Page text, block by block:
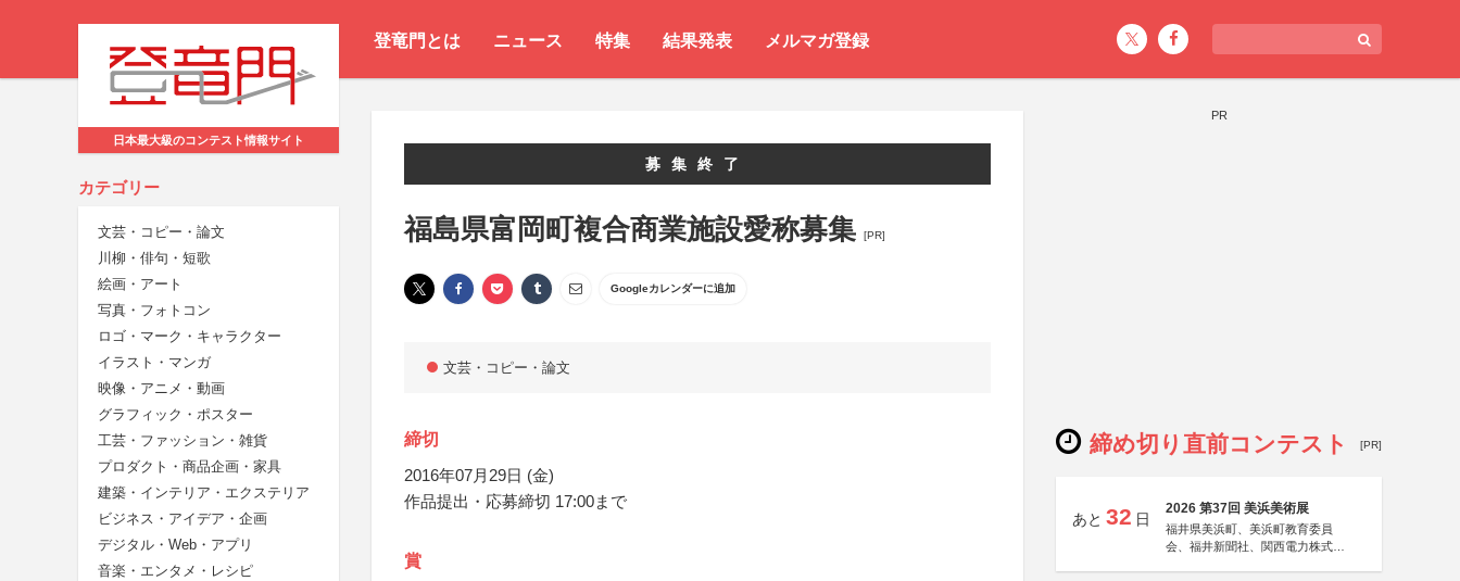
登竜門とは ニュース 特集 結果発表 メルマガ登録
日本最大級のコンテスト情報サイト
カテゴリー
文芸・コピー・論文
川柳・俳句・短歌
絵画・アート
写真・フォトコン
ロゴ・マーク・キャラクター
イラスト・マンガ
映像・アニメ・動画
グラフィック・ポスター
工芸・ファッション・雑貨
プロダクト・商品企画・家具
建築・インテリア・エクステリア
ビジネス・アイデア・企画
デジタル・Web・アプリ
音楽・エンタメ・レシピ
募集終了
福島県富岡町複合商業施設愛称募集 [PR]
Googleカレンダーに追加
文芸・コピー・論文
締切
2016年07月29日 (金)
作品提出・応募締切 17:00まで
賞
PR
締め切り直前コンテスト [PR]
あと 32 日
2026 第37回 美浜美術展
福井県美浜町、美浜町教育委員
会、福井新聞社、関西電力株式会